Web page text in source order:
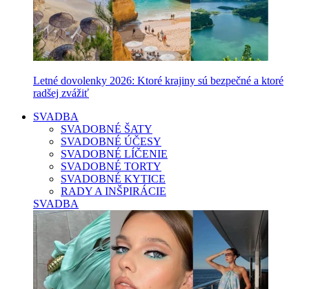
Letné dovolenky 2026: Ktoré krajiny sú bezpečné a ktoré
radšej zvážiť
SVADBA
SVADOBNÉ ŠATY
SVADOBNÉ ÚČESY
SVADOBNÉ LÍČENIE
SVADOBNÉ TORTY
SVADOBNÉ KYTICE
RADY A INŠPIRÁCIE
SVADBA